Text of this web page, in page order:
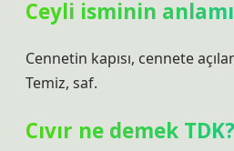
Ceyli isminin
Cennetin kapısı, cennete
Temiz, saf.
Cıvır ne demek TDK?